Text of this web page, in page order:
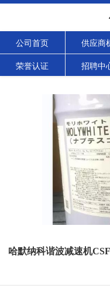
公司首页 供应商
荣誉认证 招聘中
哈默纳科谐波减速机